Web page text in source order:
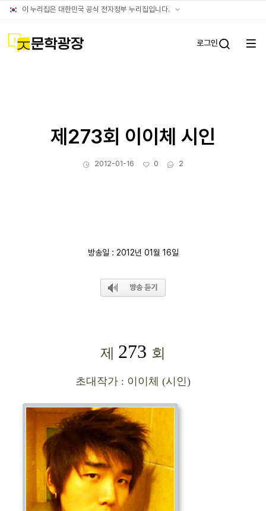
이 누리집은 대한민국 공식 전자정부 누리집입니다. 공식
문학광장 로그인
전체
제273회 이이체 시인
작성일
2012-01-16 좋아요
0 댓글수
2
방송일 : 2012년 01월 16일
제 273 회
초대작가 : 이이체 (시인)